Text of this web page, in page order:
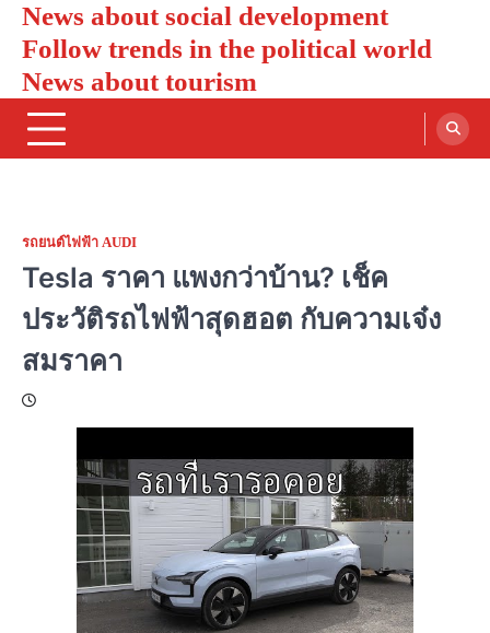
Skip
content
News about social development
Follow trends in the political world
News about tourism
รถยนต์ไฟฟ้า AUDI
Tesla ราคา แพงกว่าบ้าน? เช็ค
ประวัติรถไฟฟ้าสุดฮอต กับความเจ๋ง
สมราคา